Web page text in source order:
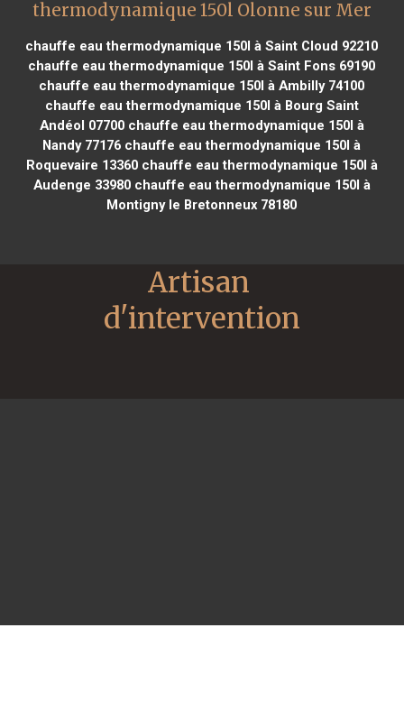
thermodynamique 150l Olonne sur Mer
chauffe eau thermodynamique 150l à Saint Cloud 92210
chauffe eau thermodynamique 150l à Saint Fons 69190
chauffe eau thermodynamique 150l à Ambilly 74100
chauffe eau thermodynamique 150l à Bourg Saint
Andéol 07700chauffe eau thermodynamique 150l à
Nandy 77176 chauffe eau thermodynamique 150l à
Roquevaire 13360chauffe eau thermodynamique 150l à
Audenge 33980chauffe eau thermodynamique 150l à
Montigny le Bretonneux 78180
Artisan
d'intervention